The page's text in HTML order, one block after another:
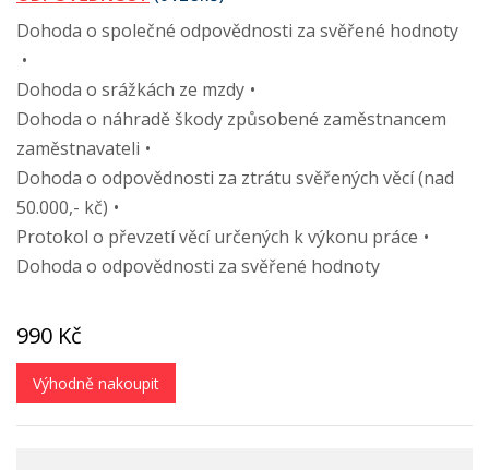
Dohoda o společné odpovědnosti za svěřené hodnoty
Dohoda o srážkách ze mzdy
Dohoda o náhradě škody způsobené zaměstnancem
zaměstnavateli
Dohoda o odpovědnosti za ztrátu svěřených věcí (nad
50.000,- kč)
Protokol o převzetí věcí určených k výkonu práce
Dohoda o odpovědnosti za svěřené hodnoty
990 Kč
Výhodně nakoupit